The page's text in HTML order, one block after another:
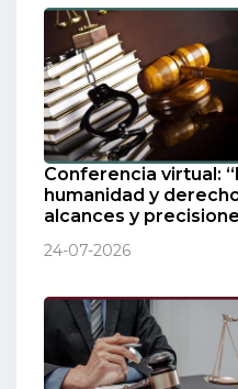
Conferencia virtual:
humanidad y
alcances y
24-07-2026